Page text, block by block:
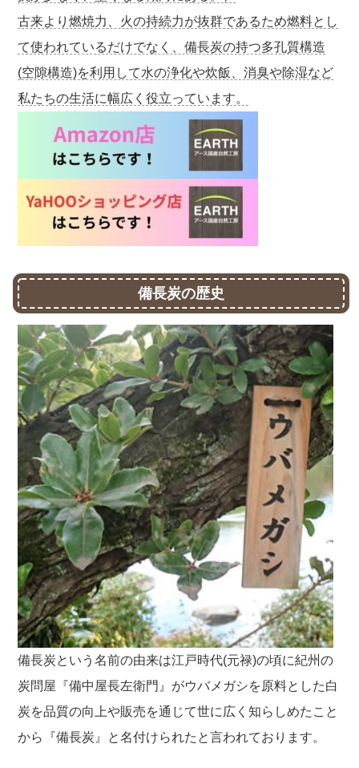
古来より燃焼力、火の持続力が抜群であるため燃料とし
て使われているだけでなく、備長炭の持つ多孔質構造
(空隙構造)を利用して水の浄化や炊飯、消臭や除湿など
私たちの生活に幅広く役立っています。
備長炭の歴史
備長炭という名前の由来は江戸時代(元禄)の頃に紀州の
炭問屋『備中屋長左衛門』がウバメガシを原料とした白
炭を品質の向上や販売を通じて世に広く知らしめたこと
から『備長炭』と名付けられたと言われております。